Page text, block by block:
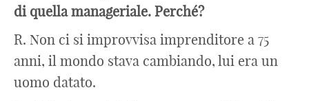
di quella manageriale. Perché?
R. Non ci si improvvisa imprenditore a 75
anni, il mondo stava cambiando, lui era un
uomo datato.